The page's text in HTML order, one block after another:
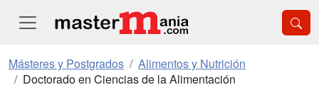
Másteres y Postgrados
Alimentos y Nutrición
Doctorado en Ciencias de la Alimentación